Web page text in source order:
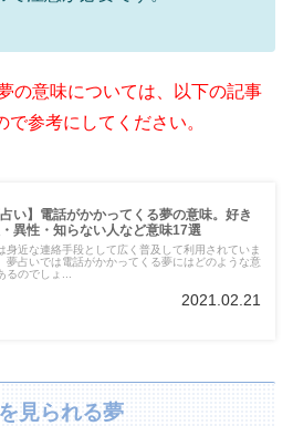
の意味については、以下の記事
参考にしてください。
占い】電話がかかってくる夢の意味。好き
異性・知らない人など意味17選
身近な連絡手段として広く普及して利用されていま
夢占いでは電話がかかってくる夢にはどのような意
るのでしょ...
2021.02.21
見られる夢